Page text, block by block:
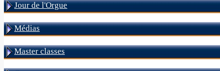
Jour de l'Orgue
Médias
Master classes